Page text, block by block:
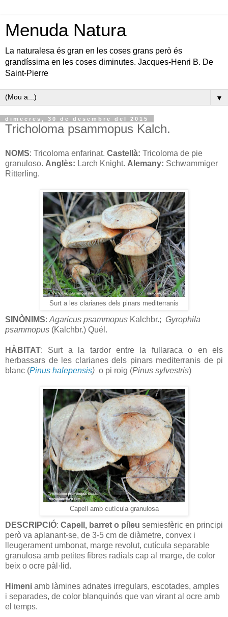
Menuda Natura
La naturalesa és gran en les coses grans però és
grandíssima en les coses diminutes. Jacques-Henri B. De
Saint-Pierre
▼
dimecres, 30 de desembre del 2015
Tricholoma psammopus Kalch.
NOMS: Tricoloma enfarinat. Castellà: Tricoloma de pie
granuloso. Anglès: Larch Knight. Alemany: Schwammiger
Ritterling.
Surt a les clarianes dels pinars mediterranis
SINÒNIMS: Agaricus psammopus Kalchbr.; Gyrophila
psammopus (Kalchbr.) Quél.
HÀBITAT: Surt a la tardor entre la fullaraca o en els
herbassars de les clarianes dels pinars mediterranis de pi
blanc (Pinus halepensis) o pi roig (Pinus sylvestris)
Capell amb cutícula granulosa
DESCRIPCIÓ: Capell, barret o píleu semiesfèric en principi
però va aplanant-se, de 3-5 cm de diàmetre, convex i
lleugerament umbonat, marge revolut, cutícula separable
granulosa amb petites fibres radials cap al marge, de color
beix o ocre pàl·lid.
Himeni amb làmines adnates irregulars, escotades, amples
i separades, de color blanquinós que van virant al ocre amb
el temps.